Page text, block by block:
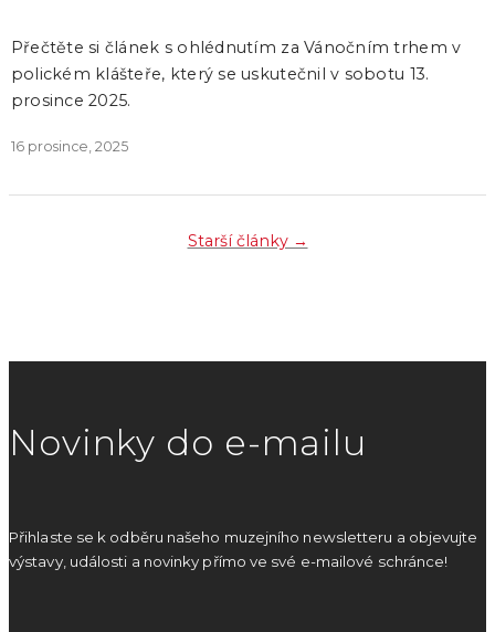
Přečtěte si článek s ohlédnutím za Vánočním trhem v
polickém klášteře, který se uskutečnil v sobotu 13.
prosince 2025.
16 prosince, 2025
Starší články →
Novinky do e-mailu
Přihlaste se k odběru našeho muzejního newsletteru a objevujte
výstavy, události a novinky přímo ve své e-mailové schránce!